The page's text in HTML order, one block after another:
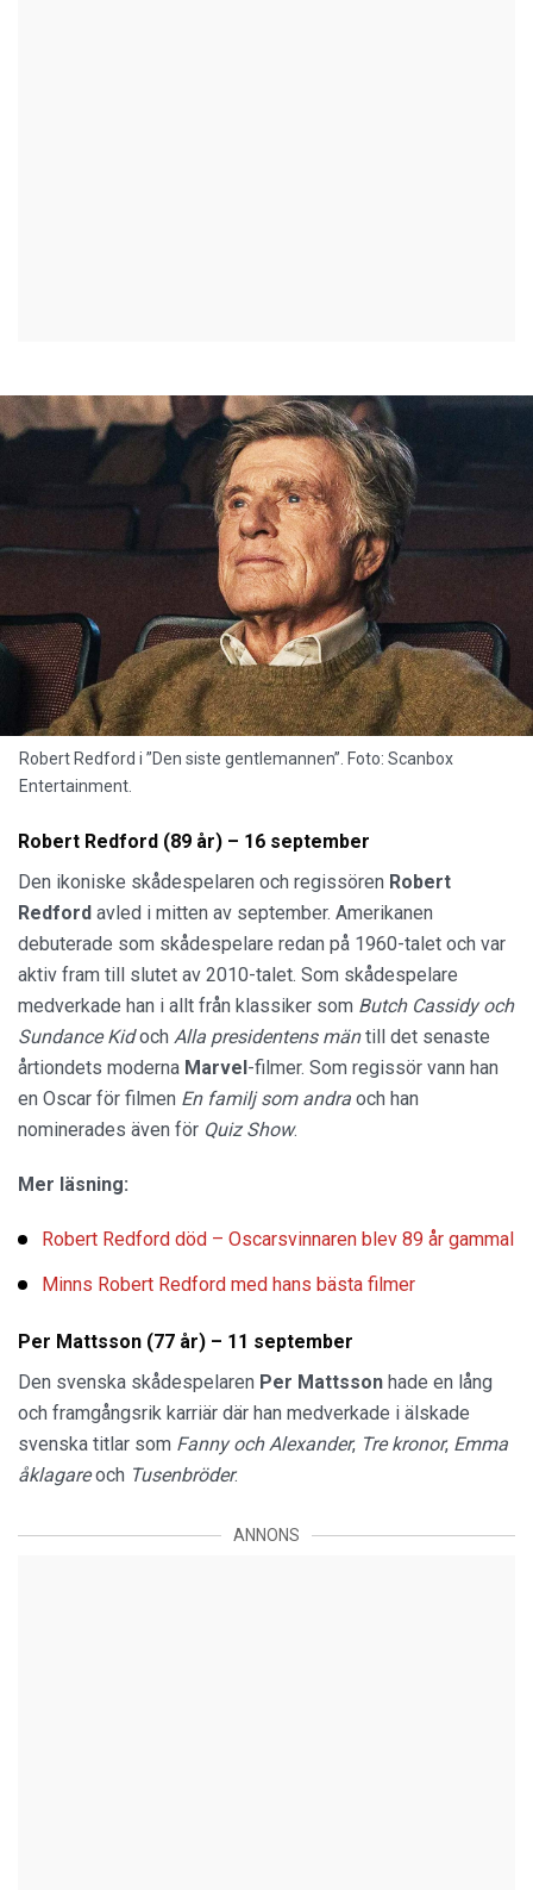
Robert Redford i ”Den siste gentlemannen”. Foto: Scanbox
Entertainment.
Robert Redford (89 år) – 16 september
Den ikoniske skådespelaren och regissören Robert
Redford avled i mitten av september. Amerikanen
debuterade som skådespelare redan på 1960-talet och var
aktiv fram till slutet av 2010-talet. Som skådespelare
medverkade han i allt från klassiker som Butch Cassidy och
Sundance Kidoch Alla presidentens mäntill det senaste
årtiondets moderna Marvel -filmer. Som regissör vann han
en Oscar för filmen En familj som andra och han
nominerades även för Quiz Show.
Mer läsning:
Robert Redford död – Oscarsvinnaren blev 89 år gammal
Minns Robert Redford med hans bästa filmer
Per Mattsson (77 år) – 11 september
Den svenska skådespelaren Per Mattsson hade en lång
och framgångsrik karriär där han medverkade i älskade
svenska titlar som Fanny och Alexander, Tre kronor, Emma
åklagareoch Tusenbröder.
ANNONS